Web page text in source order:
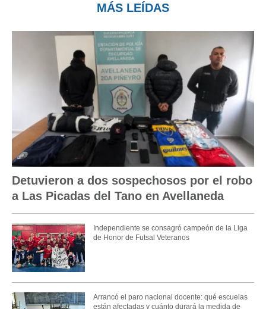
MÁS LEÍDAS
Detuvieron a dos sospechosos por el robo
a Las Picadas del Tano en Avellaneda
Independiente se consagró campeón de la Liga
de Honor de Futsal Veteranos
Arrancó el paro nacional docente: qué escuelas
están afectadas y cuánto durará la medida de